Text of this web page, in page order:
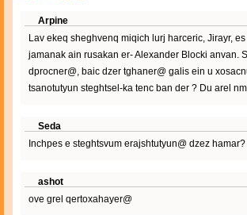
Arpine
Lav ekeq sheghvenq miqich lurj harceric, Jirayr,
jamanak ain rusakan er- Alexander Blocki anvan.
dprocner@, baic dzer tghaner@ galis ein u
tsanotutyun steghtsel-ka tenc ban der ? Du arel
Seda
Inchpes e steghtsvum erajshtutyun@ dzez hamar?
ashot
ove grel qertoxahayer@